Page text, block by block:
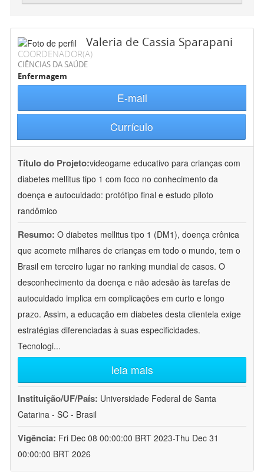
Valeria de Cassia Sparapani
COORDENADOR(A)
CIÊNCIAS DA SAÚDE
Enfermagem
E-mail
Currículo
Título do Projeto:videogame educativo para crianças com
diabetes mellitus tipo 1 com foco no conhecimento da
doença e autocuidado: protótipo final e estudo piloto
randômico
Resumo: O diabetes mellitus tipo 1 (DM1), doença crônica
que acomete milhares de crianças em todo o mundo, tem o
Brasil em terceiro lugar no ranking mundial de casos. O
desconhecimento da doença e não adesão às tarefas de
autocuidado implica em complicações em curto e longo
prazo. Assim, a educação em diabetes desta clientela exige
estratégias diferenciadas à suas especificidades.
Tecnologi...
leia mais
Instituição/UF/País: Universidade Federal de Santa
Catarina - SC - Brasil
Vigência: Fri Dec 08 00:00:00 BRT 2023-Thu Dec 31
00:00:00 BRT 2026